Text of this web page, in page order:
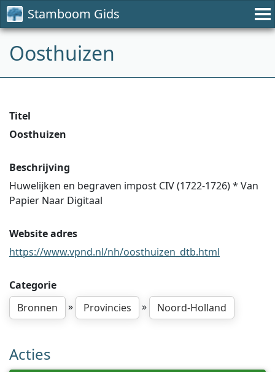
Stamboom Gids
Oosthuizen
Titel
Oosthuizen
Beschrijving
Huwelijken en begraven impost CIV (1722-1726) * Van
Papier Naar Digitaal
Website adres
https://www.vpnd.nl/nh/oosthuizen_dtb.html
Categorie
Bronnen
» Provincies » Noord-Holland
Acties